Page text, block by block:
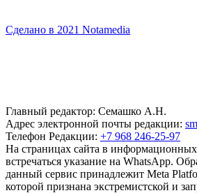
Сделано в 2021 Notamedia
Главный редактор: Семашко А.Н.
Адрес электронной почты редакции:
Телефон Редакции: +7 968 246-25-97
На страницах сайта в
встречаться указание на WhatsApp.
данный сервис принадлежит Meta
которой признана экстремистской и